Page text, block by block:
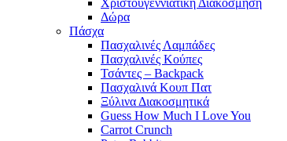
Δώρα
Πάσχα
Πασχαλινές Λαμπάδες
Πασχαλινές Κούπες
Τσάντες – Backpack
Πασχαλινά Κουπ Πατ
Ξύλινα Διακοσμητικά
Guess How Much I Love You
Carrot Crunch